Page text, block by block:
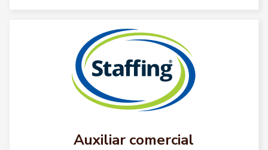
Auxiliar comercial